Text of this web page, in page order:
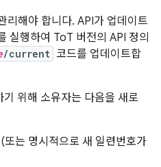
리해야 합니다. API가 업데이트
실행하여 ToT 버전의 API 정의
/current 코드를 업데이트합
위해 소유자는 다음을 새로
는 명시적으로 새 일련번호가